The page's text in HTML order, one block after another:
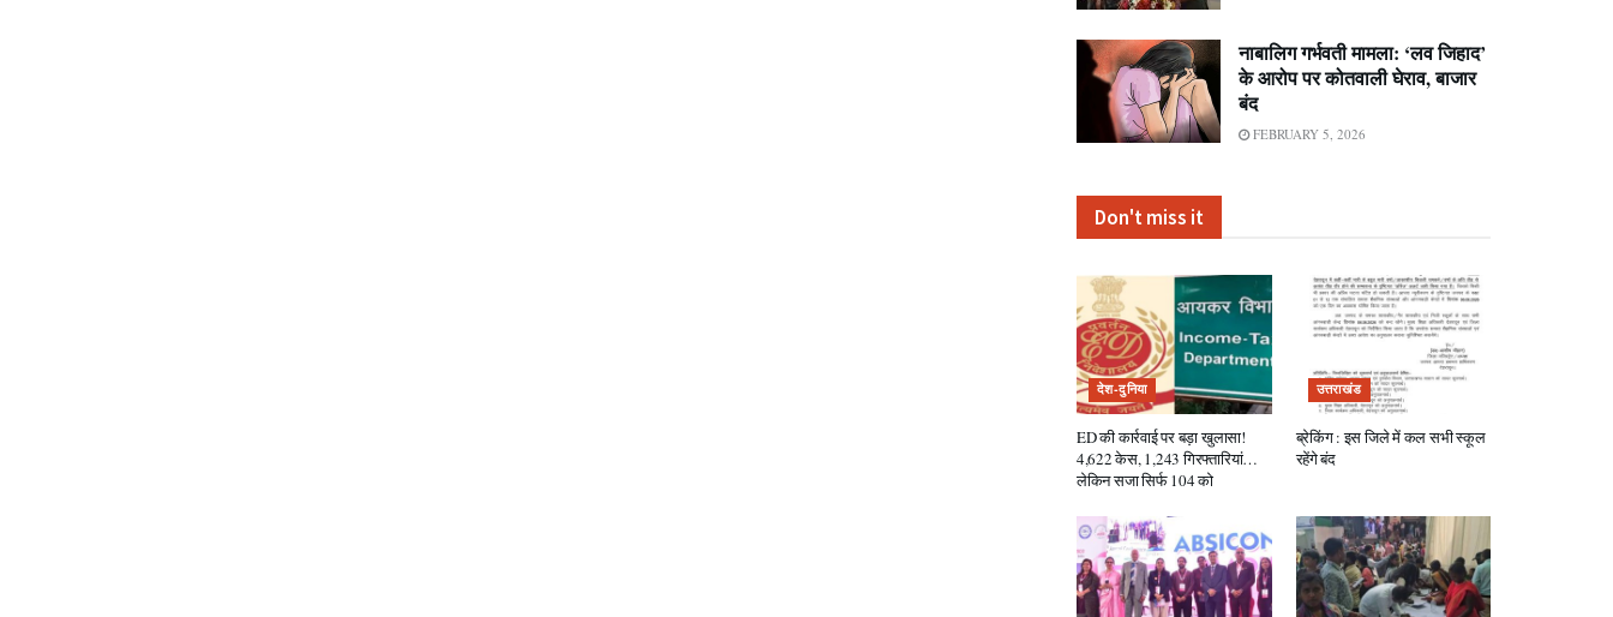
नाबालिग गर्भवती मामला: ‘लव जिहाद’
के आरोप पर कोतवाली घेराव, बाजार
बंद
FEBRUARY 5, 2026
Don't miss it
देश-दुनिया
ED की कार्रवाई पर बड़ा खुलासा!
4,622 केस, 1,243 गिरफ्तारियां…
लेकिन सजा सिर्फ 104 को
उत्तराखंड
ब्रेकिंग : इस जिले में कल सभी स्कूल
रहेंगे बंद